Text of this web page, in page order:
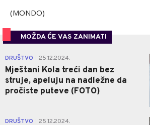
(MONDO)
MOŽDA ĆE VAS ZANIMATI
DRUŠTVO 25.12.2024.
Mještani Kola treći dan bez
struje, apeluju na nadležne da
pročiste puteve (FOTO)
DRUŠTVO 25.12.2024.